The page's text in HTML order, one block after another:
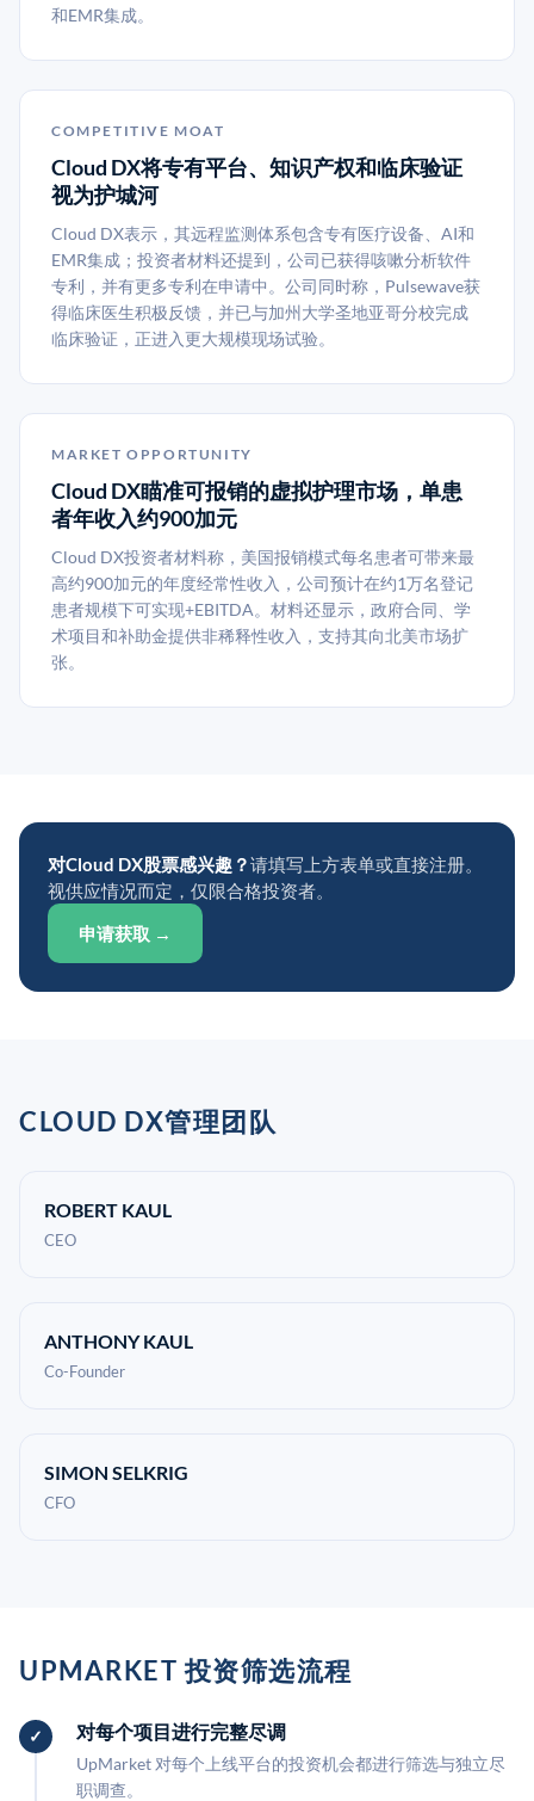
和EMR集成。
COMPETITIVE MOAT
Cloud DX将专有平台、知识产权和临床验证
视为护城河
Cloud DX表示，其远程监测体系包含专有医疗设备、AI和
EMR集成；投资者材料还提到，公司已获得咳嗽分析软件
专利，并有更多专利在申请中。公司同时称，Pulsewave获
得临床医生积极反馈，并已与加州大学圣地亚哥分校完成
临床验证，正进入更大规模现场试验。
MARKET OPPORTUNITY
Cloud DX瞄准可报销的虚拟护理市场，单患
者年收入约900加元
Cloud DX投资者材料称，美国报销模式每名患者可带来最
高约900加元的年度经常性收入，公司预计在约1万名登记
患者规模下可实现+EBITDA。材料还显示，政府合同、学
术项目和补助金提供非稀释性收入，支持其向北美市场扩
张。
对Cloud DX股票感兴趣？请填写上方表单或直接注册。
视供应情况而定，仅限合格投资者。
申请获取 →
CLOUD DX管理团队
ROBERT KAUL
CEO
ANTHONY KAUL
Co-Founder
SIMON SELKRIG
CFO
UPMARKET 投资筛选流程
对每个项目进行完整尽调
UpMarket 对每个上线平台的投资机会都进行筛选与独立尽
职调查。